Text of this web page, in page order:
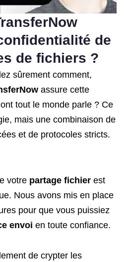
de
de fichiers ?
sûrement comment,
assure cette
tout le monde parle ? Ce
mais une combinaison de
et de protocoles stricts.
votre partage fichierest
Nous avons mis en place
pour que vous puissiez
envoi en toute confiance.
de crypter les